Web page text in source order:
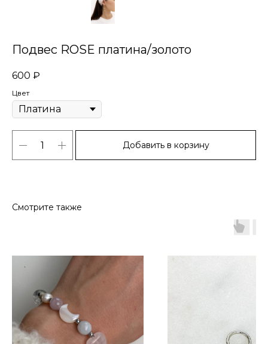
Подвес ROSE платина/золото
600 ₽
Цвет
Добавить в корзину
Смотрите также